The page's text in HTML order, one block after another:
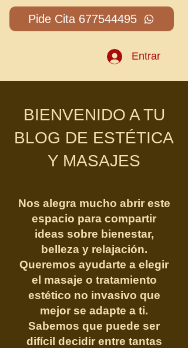
Pide Cita 677544495
Entrar
BIENVENIDO A TU
BLOG DE ESTÉTICA
Y MASAJES
Nos alegra mucho abrir este
espacio para compartir
ideas sobre bienestar,
belleza y relajación.
Queremos ayudarte a elegir
el masaje o tratamiento
estético no invasivo que
mejor se adapte a ti.
Sabemos que puede ser
difícil decidir entre tantas